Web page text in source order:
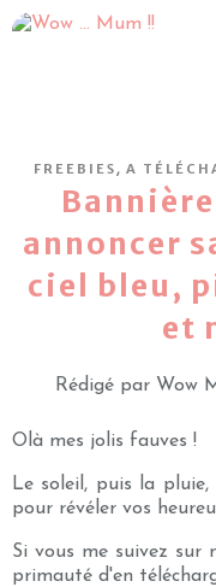
FREEBIES , A
annoncer
ciel bleu,
et
Rédigé par Wow
Olà mes jolis fauves !
Le soleil, puis la
pour révéler vos
Si vous me suivez sur
primauté d'en